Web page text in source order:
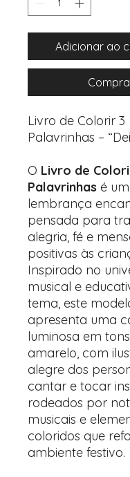
Adicionar ao
Livro de Colorir 3
Palavrinhas –
O Livro de
Palavrinhas é
lembrança
pensada para
alegria, fé e
positivas às
Inspirado no
musical e
tema, este
apresenta uma
luminosa em
amarelo, com
alegre dos
cantar e tocar
rodeados por
musicais e
coloridos que
ambiente festivo.